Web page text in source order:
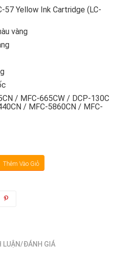
57 Yellow Ink Cartridge (LC-
vàng
/ MFC-665CW / DCP-130C
/ MFC-5860CN / MFC-
Thêm Vào Giỏ
LUẬN/ĐÁNH GIÁ